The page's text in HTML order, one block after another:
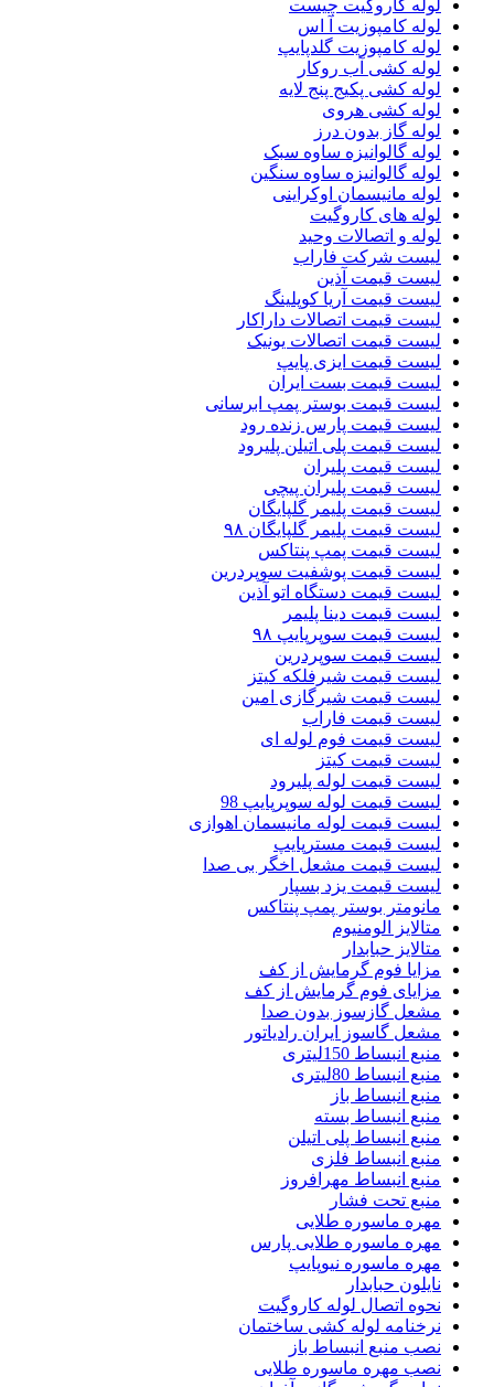
لوله کاروگیت چیست
لوله کامپوزیت آ اس
لوله کامپوزیت گلدپایپ
لوله کشی آب روکار
لوله کشی پکیج پنج لایه
لوله کشی هروی
لوله گاز بدون درز
لوله گالوانیزه ساوه سبک
لوله گالوانیزه ساوه سنگین
لوله مانیسمان اوکراینی
لوله های کاروگیت
لوله و اتصالات وحید
لیست شرکت فاراب
لیست قیمت آذین
لیست قیمت آریا کوپلینگ
لیست قیمت اتصالات داراکار
لیست قیمت اتصالات یونیک
لیست قیمت ایزی پایپ
لیست قیمت بست ایران
لیست قیمت بوستر پمپ ابرسانی
لیست قیمت پارس زنده رود
لیست قیمت پلی اتیلن پلیرود
لیست قیمت پلیران
لیست قیمت پلیران پیچی
لیست قیمت پلیمر گلپایگان
لیست قیمت پلیمر گلپایگان ۹۸
لیست قیمت پمپ پنتاکس
لیست قیمت پوشفیت سوپردرین
لیست قیمت دستگاه اتو آذین
لیست قیمت دینا پلیمر
لیست قیمت سوپرپایپ ۹۸
لیست قیمت سوپردرین
لیست قیمت شیرفلکه کیتز
لیست قیمت شیرگازی امین
لیست قیمت فاراب
لیست قیمت فوم لوله ای
لیست قیمت کیتز
لیست قیمت لوله پلیرود
لیست قیمت لوله سوپرپایپ 98
لیست قیمت لوله مانیسمان اهوازی
لیست قیمت مسترپایپ
لیست قیمت مشعل اخگر بی صدا
لیست قیمت یزد بسپار
مانومتر بوستر پمپ پنتاکس
متالایز الومنیوم
متالایز حبابدار
مزایا فوم گرمایش از کف
مزایای فوم گرمایش از کف
مشعل گازسوز بدون صدا
مشعل گاسوز ایران رادیاتور
منبع انبساط 150لیتری
منبع انبساط 80لیتری
منبع انبساط باز
منبع انبساط بسته
منبع انبساط پلی اتیلن
منبع انبساط فلزی
منبع انبساط مهرافروز
منبع تحت فشار
مهره ماسوره طلایی
مهره ماسوره طلایی پارس
مهره ماسوره نیوپایپ
نایلون حبابدار
نحوه اتصال لوله کاروگیت
نرخنامه لوله کشی ساختمان
نصب منبع انبساط باز
نصب مهره ماسوره طلایی